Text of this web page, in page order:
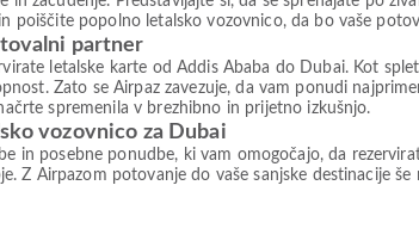
poiščite popolno letalsko vozovnico, da bo vaše
partner
letalske karte od Addis Ababa do Dubai. Kot
Zato se Airpaz zavezuje, da vam ponudi
spremenila v brezhibno in prijetno izkušnjo.
vozovnico za Dubai
in posebne ponudbe, ki vam omogočajo, da
Z Airpazom potovanje do vaše sanjske destinacije